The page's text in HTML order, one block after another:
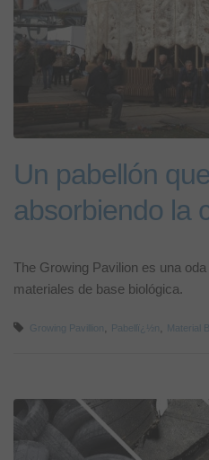
Un pabellón
absorbiendo la
The Growing Pavilion es una
materiales de base biológica.
Growing Pavillion Pabellï¿½n Material